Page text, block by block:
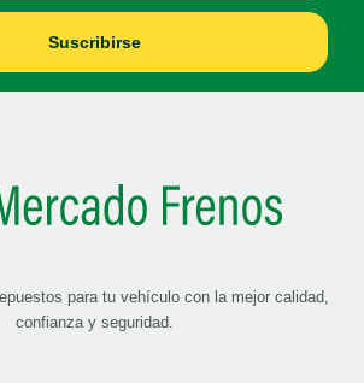
Suscribirse
para tu vehículo con la mejor calidad,
confianza y seguridad.